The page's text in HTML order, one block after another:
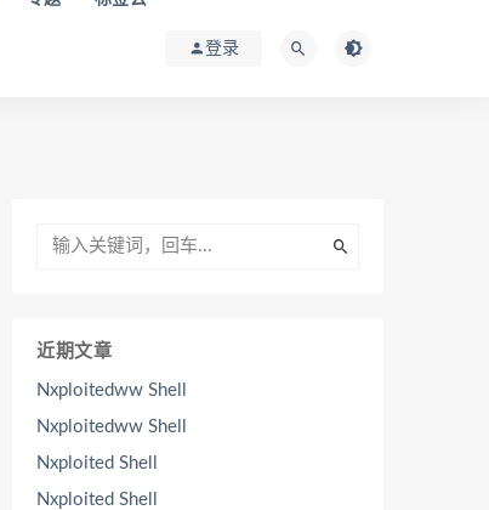
登录
近期文章
Nxploitedww Shell
Nxploitedww Shell
Nxploited Shell
Nxploited Shell